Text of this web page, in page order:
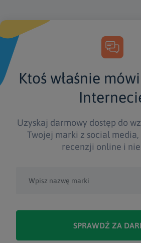
Ktoś właśnie mówi
Uzyskaj darmowy dostęp do
Twojej marki z social media,
recenzji online i
SPRAWDŹ ZA